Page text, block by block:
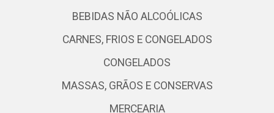
BEBIDAS NÃO ALCOÓLICAS
CARNES, FRIOS E CONGELADOS
CONGELADOS
MASSAS, GRÃOS E CONSERVAS
MERCEARIA